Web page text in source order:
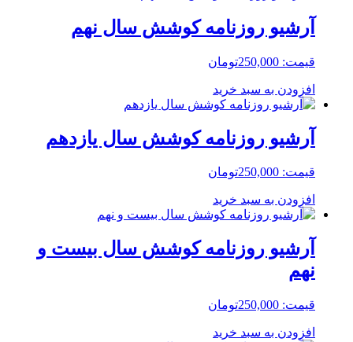
آرشیو روزنامه کوشش سال نهم
قیمت: 250,000تومان
افزودن به سبد خرید
آرشیو روزنامه کوشش سال یازدهم
قیمت: 250,000تومان
افزودن به سبد خرید
آرشیو روزنامه کوشش سال بیست و
نهم
قیمت: 250,000تومان
افزودن به سبد خرید